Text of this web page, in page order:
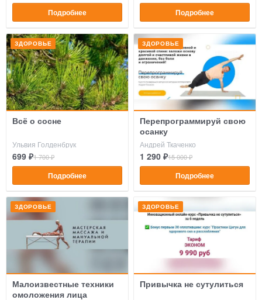
Подробнее Подробнее
ЗДОРОВЬЕ
Всё о сосне
Ульвия Голденбрук
699 ₽1 700 ₽
Подробнее
ЗДОРОВЬЕ
Перепрограммируй свою
осанку
Андрей Ткаченко
1 290 ₽15 000 ₽
Подробнее
ЗДОРОВЬЕ
Малоизвестные техники
омоложения лица
ЗДОРОВЬЕ
Привычка не сутулиться